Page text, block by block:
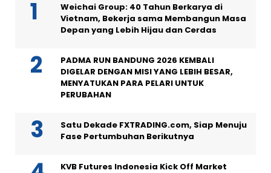
Weichai Group: 40 Tahun Berkarya di
Vietnam, Bekerja sama Membangun Masa
Depan yang Lebih Hijau dan Cerdas
PADMA RUN BANDUNG 2026 KEMBALI
DIGELAR DENGAN MISI YANG LEBIH BESAR,
MENYATUKAN PARA PELARI UNTUK
PERUBAHAN
Satu Dekade FXTRADING.com, Siap Menuju
Fase Pertumbuhan Berikutnya
KVB Futures Indonesia Kick Off Market